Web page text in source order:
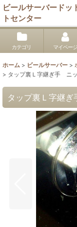
ビールサーバード
トセンター
カテゴリ マイページ
ホーム > ビールサーバー >
> タップ裏Ｌ字継ぎ手 ニ
タップ裏Ｌ字継